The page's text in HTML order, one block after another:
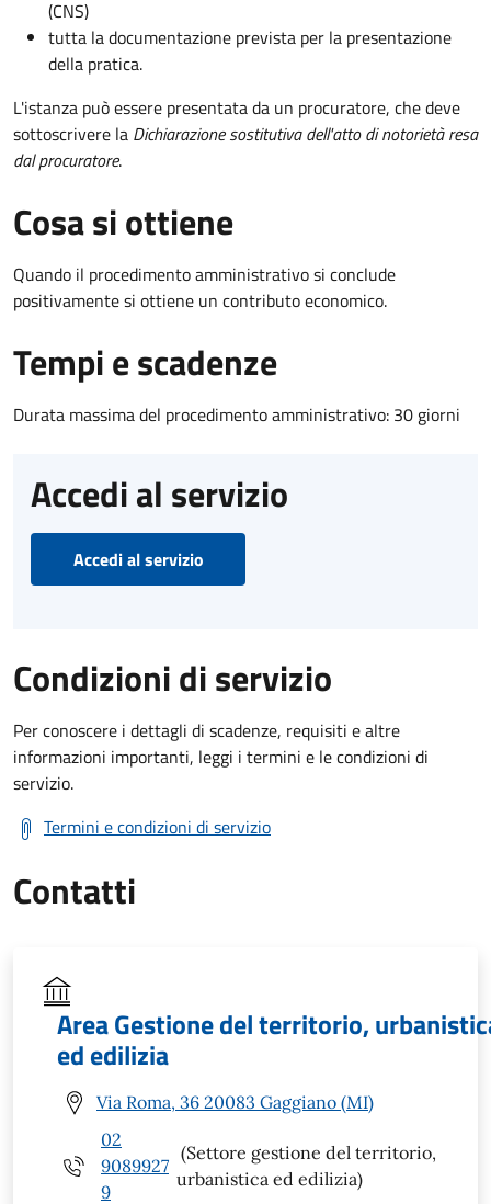
(CNS)
tutta la documentazione prevista per la presentazione
della pratica.
L'istanza può essere presentata da un procuratore, che deve
sottoscrivere la Dichiarazione sostitutiva dell'atto di notorietà resa
dal procuratore.
Cosa si ottiene
Quando il procedimento amministrativo si conclude
positivamente si ottiene un contributo economico.
Tempi e scadenze
Durata massima del procedimento amministrativo: 30 giorni
Accedi al servizio
Accedi al servizio
Condizioni di servizio
Per conoscere i dettagli di scadenze, requisiti e altre
informazioni importanti, leggi i termini e le condizioni di
servizio.
Termini e condizioni di servizio
Contatti
Area Gestione del territorio,
ed edilizia
Via Roma, 36 20083 Gaggiano (MI)
02
9089927
9
(Settore gestione del territorio,
urbanistica ed edilizia)